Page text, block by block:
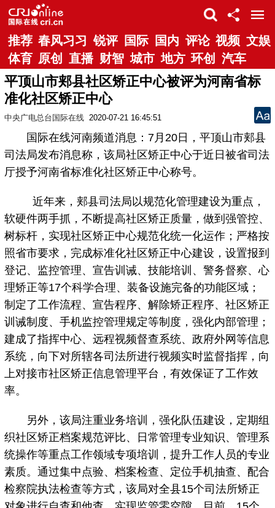
推荐 春风习习 锐评 国际 国内 评论 视频 文娱
体育 原创 直播 财智 城市 地方 环创 汽车
平顶山市郏县社区矫正中心被评为河南省标
准化社区矫正中心
中央广电总台国际在线 2020-07-21 16:45:51
国际在线河南频道消息：7月20日，平顶山市郏县
司法局发布消息称，该局社区矫正中心于近日被省司法
厅授予河南省标准化社区矫正中心称号。
近年来，郏县司法局以规范化管理建设为重点，
软硬件两手抓，不断提高社区矫正质量，做到强管控、
树标杆，实现社区矫正中心规范化统一化运作；严格按
照省市要求，完成标准化社区矫正中心建设，设置报到
登记、监控管理、宣告训诫、技能培训、警务督察、心
理矫正等17个科学合理、装备设施完备的功能区域；
制定了工作流程、宣告程序、解除矫正程序、社区矫正
训诫制度、手机监控管理规定等制度，强化内部管理；
建成了指挥中心、远程视频督查系统、政府外网等信息
系统，向下对所辖各司法所进行视频实时监督指挥，向
上对接市社区矫正信息管理平台，有效保证了工作效
率。
另外，该局注重业务培训，强化队伍建设，定期组
织社区矫正档案规范评比、日常管理专业知识、管理系
统操作等重点工作领域专项培训，提升工作人员的专业
素质。通过集中点验、档案检查、定位手机抽查、配合
检察院执法检查等方式，该局对全县15个司法所矫正